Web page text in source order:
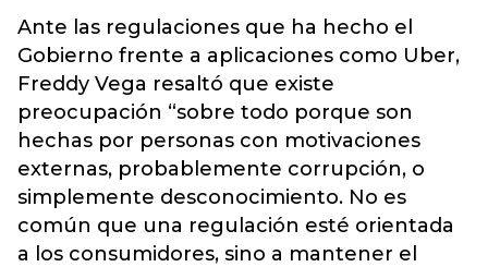
Ante las regulaciones que ha hecho el
Gobierno frente a aplicaciones como Uber,
Freddy Vega resaltó que existe
preocupación “sobre todo porque son
hechas por personas con motivaciones
externas, probablemente corrupción, o
simplemente desconocimiento. No es
común que una regulación esté orientada
a los consumidores, sino a mantener el